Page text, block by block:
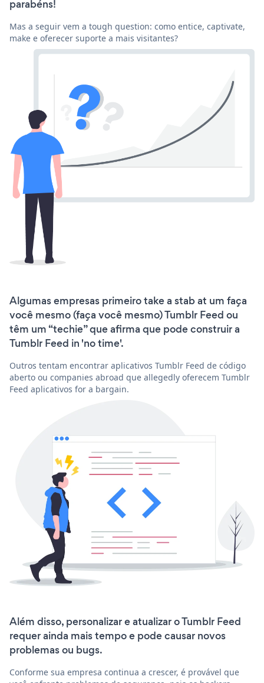
parabéns!
Mas a seguir vem a tough question: como entice, captivate,
make e oferecer suporte a mais visitantes?
Algumas empresas primeiro take a stab at um faça
você mesmo (faça você mesmo) Tumblr Feed ou
têm um “techie” que afirma que pode construir a
Tumblr Feed in 'no time'.
Outros tentam encontrar aplicativos Tumblr Feed de código
aberto ou companies abroad que allegedly oferecem Tumblr
Feed aplicativos for a bargain.
Além disso, personalizar e atualizar o Tumblr Feed
requer ainda mais tempo e pode causar novos
problemas ou bugs.
Conforme sua empresa continua a crescer, é provável que